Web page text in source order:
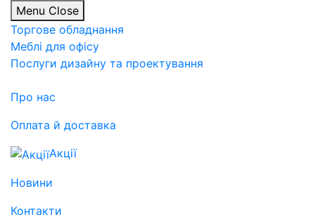
Menu Close
Торгове обладнання
Меблі для офісу
Послуги дизайну та проектування
Про нас
Оплата й доставка
Акції
Новини
Контакти